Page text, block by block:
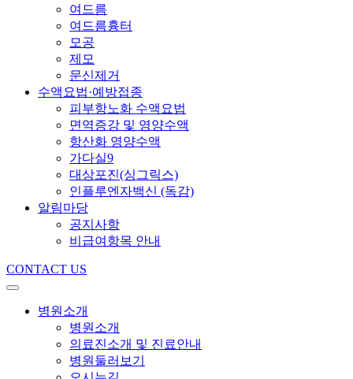
여드름
여드름흉터
모공
제모
문신제거
수액요법·예방접종
피부항노화 수액요법
면역증강 및 영양수액
항산화 영양수액
가다실9
대상포진(싱그릭스)
인플루엔자백신 (독감)
알림마당
공지사항
비급여항목 안내
CONTACT US
병원소개
병원소개
의료진소개 및 진료안내
병원둘러보기